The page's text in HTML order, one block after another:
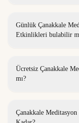
Günlük Çanakkale
Etkinlikleri bulabilir
Ücretsiz Çanakkale
mı?
Çanakkale